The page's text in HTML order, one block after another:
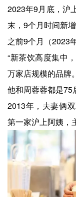
2023年9月底，沪
末，9个月时间新增
之前9个月（2023
“新茶饮高度集中
万家店规模的品牌
他和周蓉蓉都是75
2013年，夫妻俩
第一家沪上阿姨，